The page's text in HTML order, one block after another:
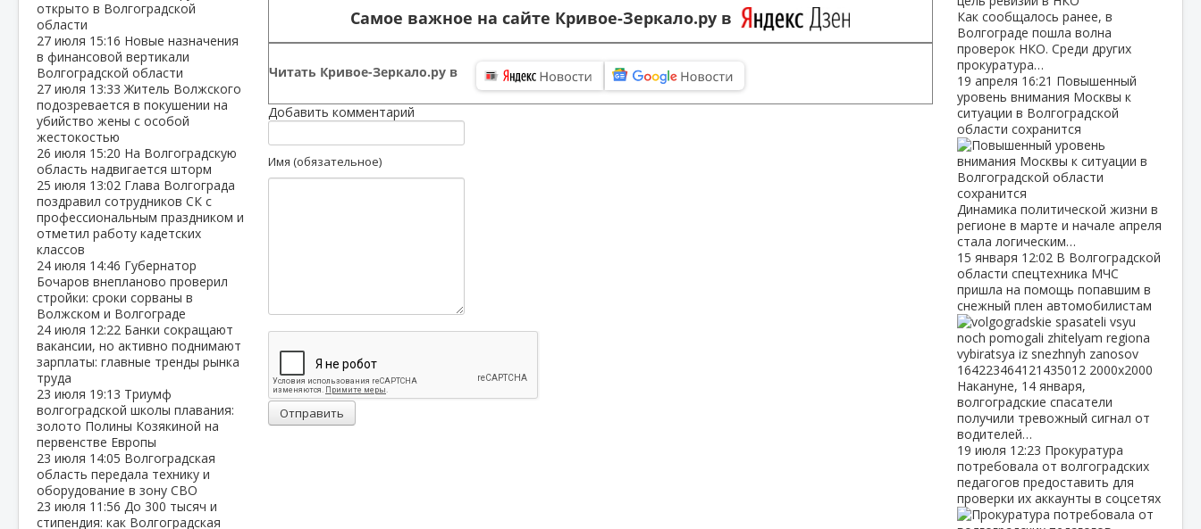
открыто в Волгоградской
области
27 июля 15:16 Новые назначения
в финансовой вертикали
Волгоградской области
27 июля 13:33Житель Волжского
подозревается в покушении на
убийство жены с особой
жестокостью
26 июля 15:20 На Волгоградскую
область надвигается шторм
25 июля 13:02 Глава Волгограда
поздравил сотрудников СК с
профессиональным праздником и
отметил работу кадетских
классов
24 июля 14:46 Губернатор
Бочаров внепланово проверил
стройки: сроки сорваны в
Волжском и Волгограде
24 июля 12:22 Банки сокращают
вакансии, но активно поднимают
зарплаты: главные тренды рынка
труда
23 июля 19:13 Триумф
волгоградской школы плавания:
золото Полины Козякиной на
первенстве Европы
23 июля 14:05 Волгоградская
область передала технику и
оборудование в зону СВО
23 июля 11:56 До 300 тысяч и
стипендия: как Волгоградская
Самое важное на сайте Кривое-Зеркало.ру в
Читать Кривое-Зеркало.ру в
Добавить комментарий
Имя (обязательное)
Отправить
Как сообщалось ранее, в
Волгограде пошла волна
проверок НКО. Среди других
прокуратура…
19 апреля 16:21 Повышенный
уровень внимания Москвы к
ситуации в Волгоградской
области сохранится
Динамика политической жизни в
регионе в марте и начале апреля
стала логическим…
15 января 12:02 В Волгоградской
области спецтехника МЧС
пришла на помощь попавшим в
снежный плен автомобилистам
Накануне, 14 января,
волгоградские спасатели
получили тревожный сигнал от
водителей…
19 июля 12:23 Прокуратура
потребовала от волгоградских
педагогов предоставить для
проверки их аккаунты в соцсетях